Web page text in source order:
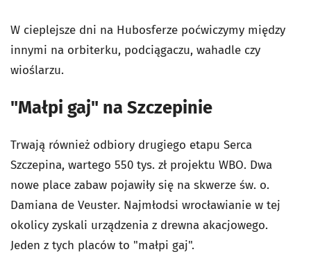
W cieplejsze dni na Hubosferze poćwiczymy między
innymi na orbiterku, podciągaczu, wahadle czy
wioślarzu.
"Małpi gaj" na Szczepinie
Trwają również odbiory drugiego etapu Serca
Szczepina, wartego 550 tys. zł projektu WBO. Dwa
nowe place zabaw pojawiły się na skwerze św. o.
Damiana de Veuster. Najmłodsi wrocławianie w tej
okolicy zyskali urządzenia z drewna akacjowego.
Jeden z tych placów to "małpi gaj".